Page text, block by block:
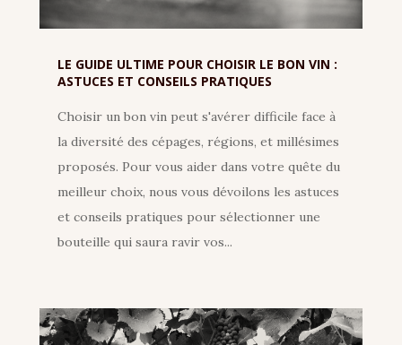
LE GUIDE ULTIME POUR CHOISIR LE BON VIN :
ASTUCES ET CONSEILS PRATIQUES
Choisir un bon vin peut s'avérer difficile face à
la diversité des cépages, régions, et millésimes
proposés. Pour vous aider dans votre quête du
meilleur choix, nous vous dévoilons les astuces
et conseils pratiques pour sélectionner une
bouteille qui saura ravir vos...